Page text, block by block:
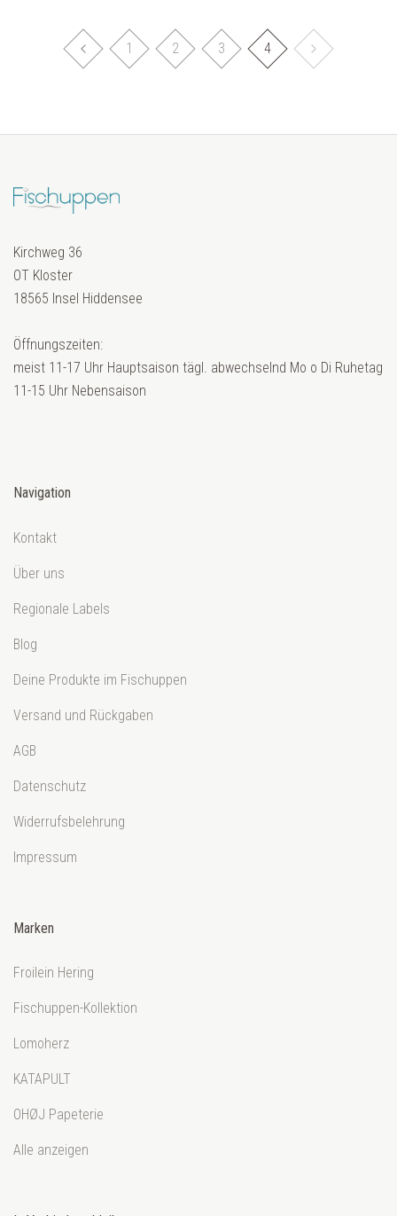
1 2 3 4
Kirchweg 36
OT Kloster
18565 Insel Hiddensee
Öffnungszeiten:
meist 11-17 Uhr Hauptsaison tägl. abwechselnd Mo o Di Ruhetag
11-15 Uhr Nebensaison
Navigation
Kontakt
Über uns
Regionale Labels
Blog
Deine Produkte im Fischuppen
Versand und Rückgaben
AGB
Datenschutz
Widerrufsbelehrung
Impressum
Marken
Froilein Hering
Fischuppen-Kollektion
Lomoherz
KATAPULT
OHØJ Papeterie
Alle anzeigen